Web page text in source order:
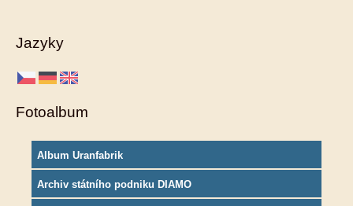
Jazyky
Fotoalbum
Album Uranfabrik
Archiv státního podniku DIAMO